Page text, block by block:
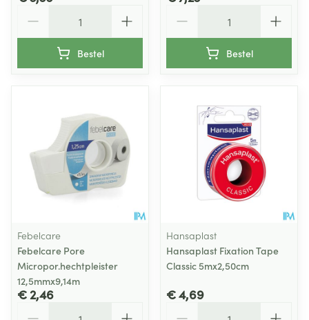
Bestel Bestel
Febelcare
Febelcare Pore
Micropor.hechtpleister
12,5mmx9,14m
€ 2,46
Hansaplast
Hansaplast Fixation Tape
Classic 5mx2,50cm
€ 4,69